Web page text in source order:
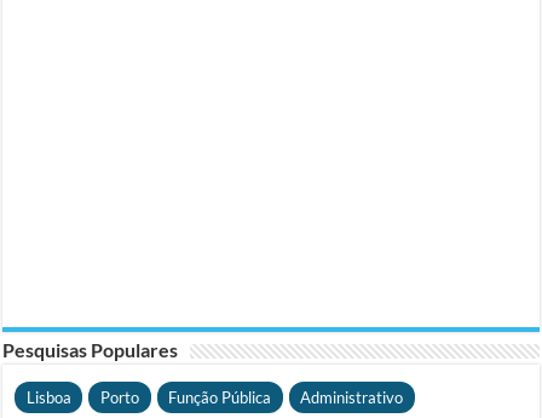
Pesquisas Populares
Lisboa Porto Função Pública Administrativo